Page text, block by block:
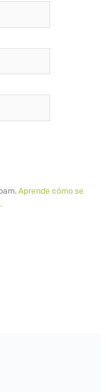
Aprende cómo se